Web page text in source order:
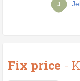
J
Fix price -